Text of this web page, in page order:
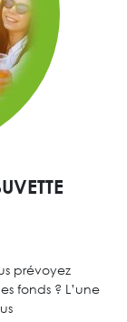
prévoyez
fonds ? L’une